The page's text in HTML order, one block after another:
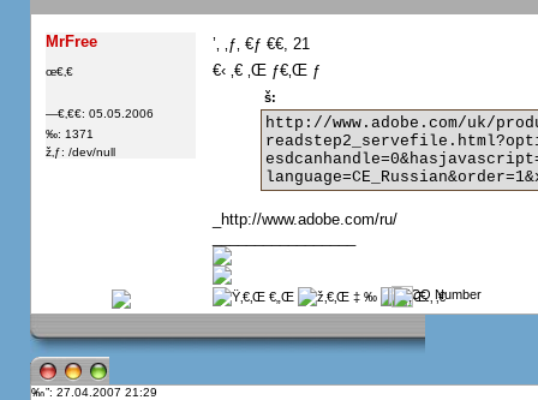
MrFree
œ€‚€
—€‚€€: 05.05.2006
‰: 1371
ž‚ƒ: /dev/null
’‚ ‚ƒ‚ €ƒ €€, 21
€‹ ‚€ ‚Œ ƒ€‚Œ ƒ
š:
http://www.adobe.com/uk/
_http://www.adobe.com/ru/
”: 27.04.2007 21:29